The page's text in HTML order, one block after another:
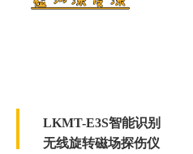
LKMT-E3S智能识别
无线旋转磁场探伤仪